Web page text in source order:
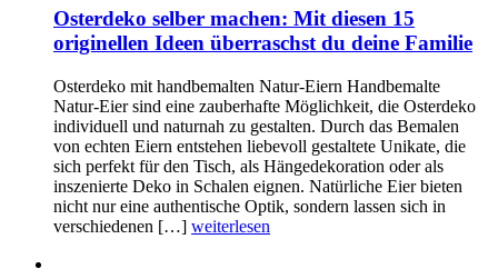
Osterdeko selber machen: Mit diesen 15
originellen Ideen überraschst du deine Familie
Osterdeko mit handbemalten Natur-Eiern Handbemalte
Natur-Eier sind eine zauberhafte Möglichkeit, die Osterdeko
individuell und naturnah zu gestalten. Durch das Bemalen
von echten Eiern entstehen liebevoll gestaltete Unikate, die
sich perfekt für den Tisch, als Hängedekoration oder als
inszenierte Deko in Schalen eignen. Natürliche Eier bieten
nicht nur eine authentische Optik, sondern lassen sich in
verschiedenen […] weiterlesen